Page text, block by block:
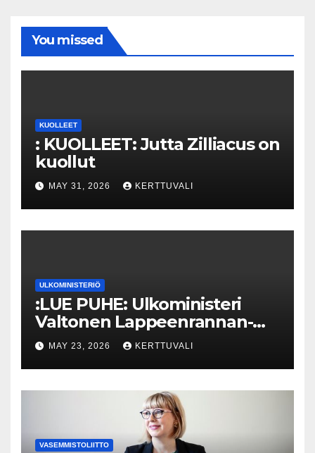
You missed
KUOLLEET
: KUOLLEET: Jutta Zilliacus on
kuollut
MAY 31, 2026 KERTTUVALI
ULKOMINISTERIÖ
:LUE PUHE: Ulkoministeri
Valtonen Lappeenrannan-
Lahden teknillisen yliopiston
kunniatohtoriksi
MAY 23, 2026 KERTTUVALI
VASEMMISTOLIITTO